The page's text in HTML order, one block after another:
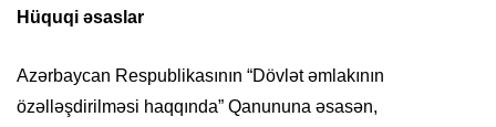
Hüquqi əsaslar
Azərbaycan Respublikasının “Dövlət əmlakının
özəlləşdirilməsi haqqında” Qanununa əsasən,